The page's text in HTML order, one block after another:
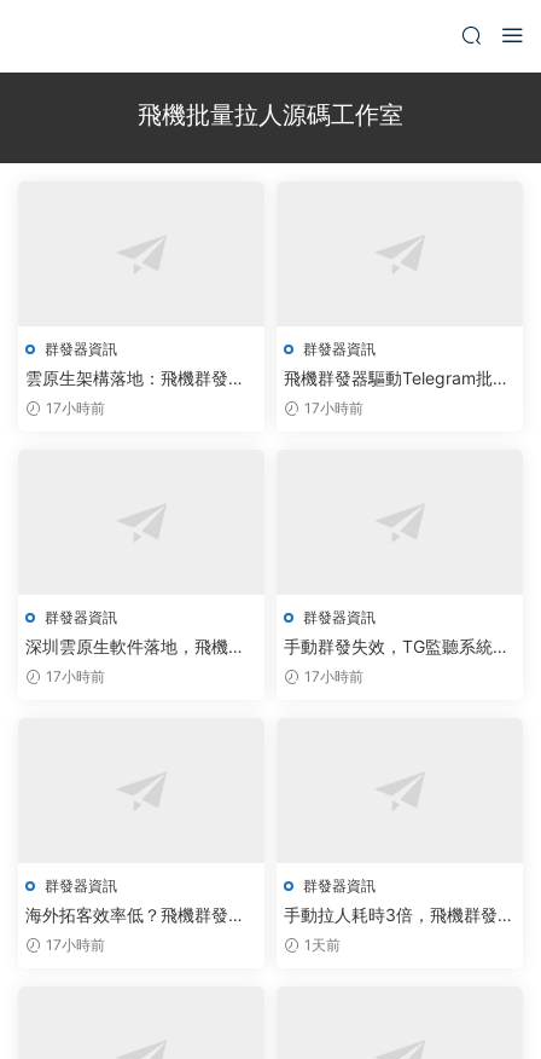
飛機批量拉人源碼工作室
群發器資訊
雲原生架構落地：飛機群發器
賦能紙飛機炒群機器人報價體
17小時前
群發器資訊
飛機群發器驅動Telegram批量
加群軟件躍升智能化新台階
17小時前
群發器資訊
深圳雲原生軟件落地，飛機群
發器重塑傳播鏈路
17小時前
群發器資訊
手動群發失效，TG監聽系統公
司飛機群發器雲原生調度3秒觸
17小時前
群發器資訊
海外拓客效率低？飛機群發器
與TG機器人打出組合拳
17小時前
群發器資訊
手動拉人耗時3倍，飛機群發器
新智能調度系統提速400%
1天前